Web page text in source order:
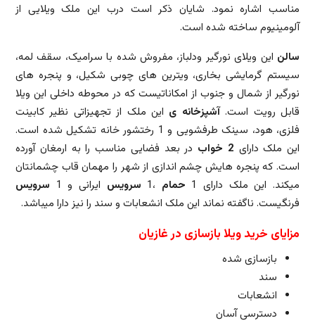
مناسب اشاره نمود. شایان ذکر است درب این ملک ویلایی از
آلومینیوم ساخته شده است.
سالن این ویلای نورگیر ودلباز، مفروش شده با سرامیک، سقف لمه،
سیستم گرمایشی بخاری، ویترین های چوبی شکیل، و پنجره های
نورگیر از شمال و جنوب از امکاناتیست که در محوطه داخلی این ویلا
قابل رویت است.آشپزخانه ی این ملک از تجهیزاتی نظیر کابینت
فلزی، هود، سینک طرفشویی و 1 رختشور خانه تشکیل شده است.
این ملک دارای
در بعد فضایی مناسب را به ارمغان آورده
است. که پنجره هایش چشم اندازی از شهر را مهمان قاب چشمانتان
میکند. این ملک دارای 1
حمام ،1 سرویس ایرانی و 1
سرویس
فرنگیست. ناگفته نماند این ملک انشعابات و سند را نیز دارا میباشد.
مزایای خرید ویلا بازسازی در غازیان
بازسازی شده
سند
انشعابات
دسترسی آسان